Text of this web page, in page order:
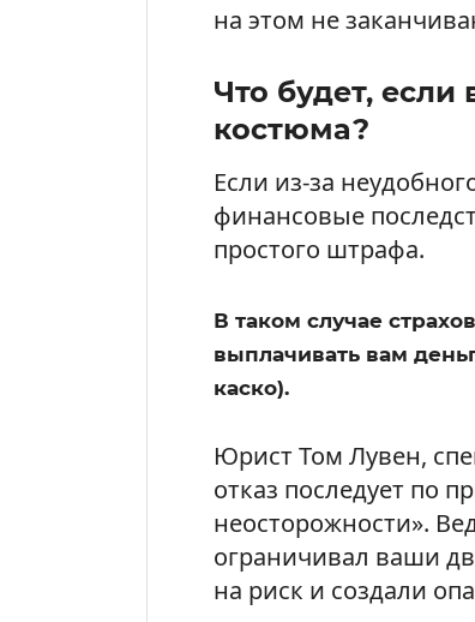
на этом не
Что будет,
костюма?
Если из-за
финансовые
простого штрафа.
В таком случае
выплачивать вам
каско).
Юрист Том Лувен,
отказ последует по
неосторожности».
ограничивал ваши
на риск и создали